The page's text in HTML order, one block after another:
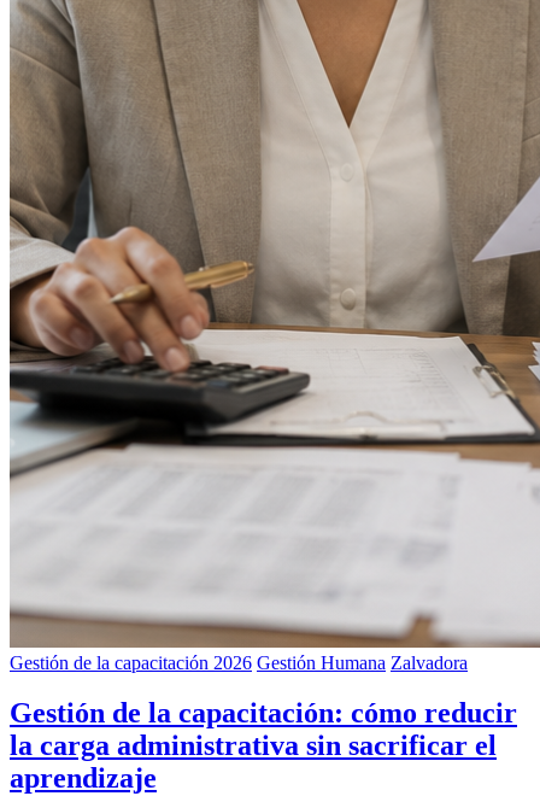
Gestión de la capacitación 2026 Gestión Humana Zalvadora
Gestión de la capacitación: cómo reducir
la carga administrativa sin sacrificar el
aprendizaje